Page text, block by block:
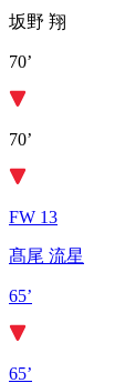
坂野 翔
70’
70’
FW 13
髙尾 流星
65’
65’